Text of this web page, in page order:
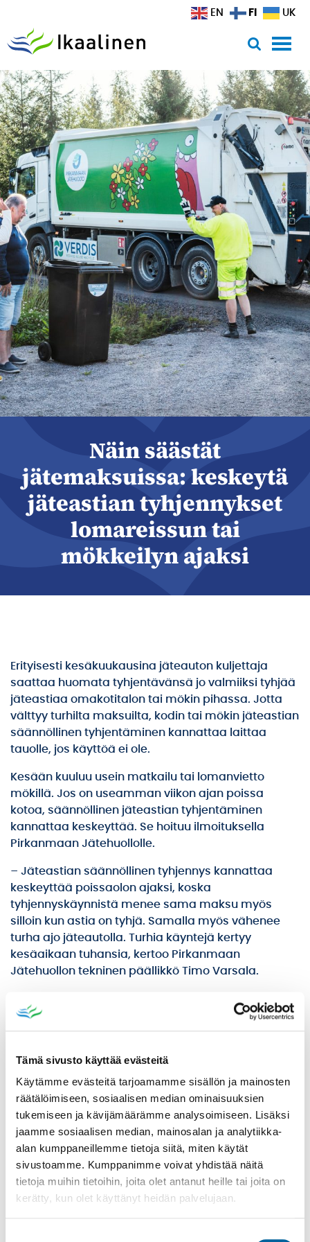
Tämä sivusto käyttää evästeitä
Käytämme evästeitä tarjoamamme sisällön ja mainosten
räätälöimiseen, sosiaalisen median ominaisuuksien
tukemiseen ja kävijämäärämme analysoimiseen. Lisäksi
jaamme sosiaalisen median, mainosalan ja analytiikka-
alan kumppaneillemme tietoja siitä, miten käytät
sivustoamme. Kumppanimme voivat yhdistää näitä
tietoja muihin tietoihin, joita olet antanut heille tai joita on
kerätty, kun olet käyttänyt heidän palvelujaan.
Näin säästät
jätemaksuissa: keskeytä
jäteastian tyhjennykset
lomareissun tai
mökkeilyn ajaksi
Erityisesti kesäkuukausina jäteauton kuljettaja
saattaa huomata tyhjentävänsä jo valmiiksi tyhjää
jäteastiaa omakotitalon tai mökin pihassa. Jotta
välttyy turhilta maksuilta, kodin tai mökin jäteastian
säännöllinen tyhjentäminen kannattaa laittaa
tauolle, jos käyttöä ei ole.
Kesään kuuluu usein matkailu tai lomanvietto
mökillä. Jos on useamman viikon ajan poissa
kotoa, säännöllinen jäteastian tyhjentäminen
kannattaa keskeyttää. Se hoituu ilmoituksella
Pirkanmaan Jätehuollolle.
– Jäteastian säännöllinen tyhjennys kannattaa
keskeyttää poissaolon ajaksi, koska
tyhjennyskäynnistä menee sama maksu myös
silloin kun astia on tyhjä. Samalla myös vähenee
turha ajo jäteautolla. Turhia käyntejä kertyy
kesäaikaan tuhansia, kertoo Pirkanmaan
Jätehuollon tekninen päällikkö Timo Varsala.
silloin, jos on tilannut mökille tyhjennyksen koko
kesän ajaksi, mutta suunnitelmat muuttuvat.
– On esimerkiksi suunniteltu ja sovittu tyhjennykset
kesä-syyskuuksi, mutta suunnitelmat muuttuvat ja
mökkikausi alkaakin vasta heinäkuussa ja päättyy
jo elokuussa. Kun ilmoittaa tästä meille, säästyy
maksuilta eikä kuljettaja käy turhaan
kolistelemassa tyhjää astiaa, sanoo Timo Varsala.
Tyhjennysten keskeytyksen voi tehdä verkossa
osoitteessahttps://pjhoy.fi/ilmoita-jatehuollon-
keskeytyksesta/
EN FI UK